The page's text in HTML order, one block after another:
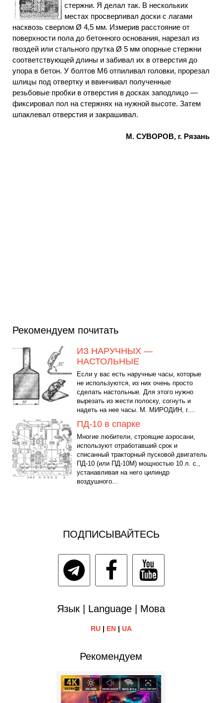
стержни. Я делал так. В нескольких
местах просверливал доски с лагами
насквозь сверлом Ø 4,5 мм. Измерив расстояние от
поверхности пола до бетонного основания, нарезал из
гвоздей или стального прутка Ø 5 мм опорные стержни
соответствующей длины и забивал их в отверстия до
упора в бетон. У болтов М6 отпиливал головки, прорезал
шлицы под отвертку и ввинчивал полученные
резьбовые пробки в отверстия в досках заподлицо —
фиксировал пол на стержнях на нужной высоте. Затем
шпаклевал отверстия и закрашивал.
М. СУВОРОВ, г. Рязань
Рекомендуем почитать
ИЗ НАРУЧНЫХ —
НАСТОЛЬНЫЕ
Если у вас есть наручные часы, которые
не используются, из них очень просто
сделать настольные. Для этого нужно
вырезать из жести полоску, согнуть и
надеть на нее часы. М. МИРОДИН, г....
ПД-10 в спарке
Многие любители, строящие аэросани,
используют отработавший срок и
списанный тракторный пусковой двигатель
ПД-10 (или ПД-10М) мощностью 10 л. с.,
устанавливая на него цилиндр
воздушного...
ПОДПИСЫВАЙТЕСЬ
Язык | Language | Мова
RU| EN| UA
Рекомендуем